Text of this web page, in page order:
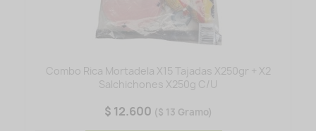
Combo Rica Mortadela X15 Tajadas X250gr + X2
Salchichones X250g C/U
$ 12.600 ($ 13 Gramo)